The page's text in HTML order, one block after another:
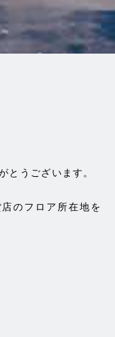
とうございます。
のフロア所在地を